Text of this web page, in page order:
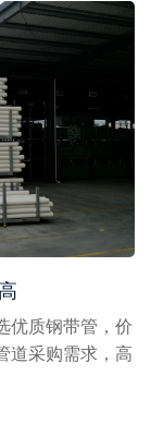
优质钢带管，价
道采购需求，高